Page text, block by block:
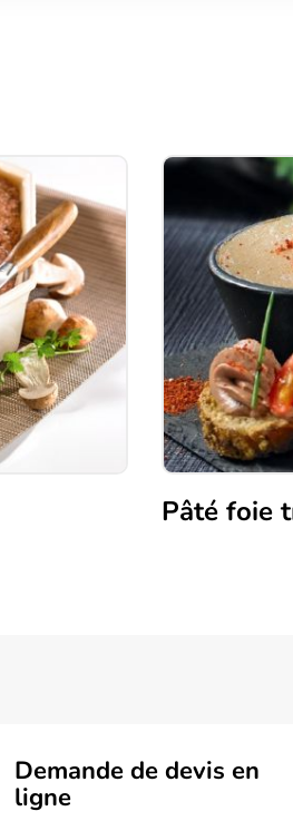
Pâté foie
Demande de devis en
ligne